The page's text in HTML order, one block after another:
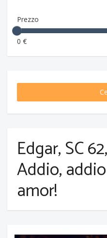
Prezzo
0 €
Edgar, SC
Addio,
amor!